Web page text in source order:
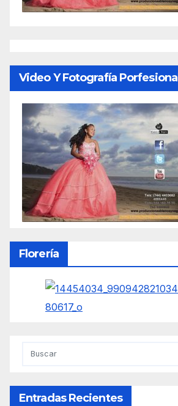
Video Y Fotografía Porfesional
Florería
Entradas Recientes